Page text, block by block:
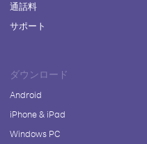
通話料
サポート
ダウンロード
Android
iPhone & iPad
Windows PC